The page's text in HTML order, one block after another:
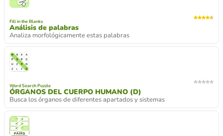
Fill in the Blanks
Análisis de palabras
Analiza morfológicamente estas palabras
Word Search Puzzle
ÓRGANOS DEL CUERPO HUMANO (D)
Busca los órganos de diferentes apartados y sistemas